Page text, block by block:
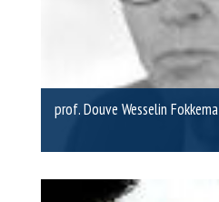
prof. Douve Wesselin Fokkema